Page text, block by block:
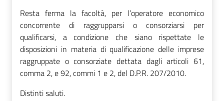
Resta ferma la facoltà, per l’operatore economico
concorrente di raggrupparsi o consorziarsi per
qualificarsi, a condizione che siano rispettate le
disposizioni in materia di qualificazione delle imprese
raggruppate o consorziate dettata dagli articoli 61,
comma 2, e 92, commi 1 e 2, del D.P.R. 207/2010.
Distinti saluti.